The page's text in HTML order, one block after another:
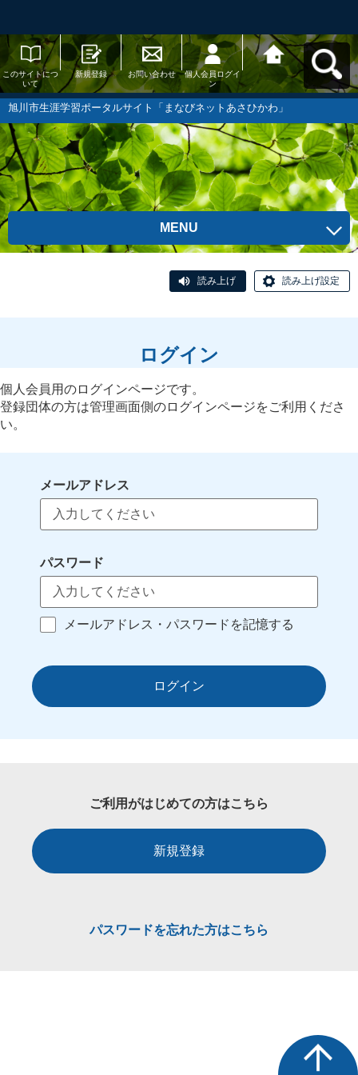
このサイトにつ
いて
新規登録 お問い合わせ
個人会員ログイ
ン
旭川市生涯学習
ポータルサイト
「まなびネット
あさひかわ」へ
戻る
旭川市生涯学習ポータルサイト「まなびネットあさひかわ」
MENU
読み上げ 読み上げ設定
ログイン
個人会員用のログインページです。
登録団体の方は管理画面側のログインページをご利用くださ
い。
メールアドレス
パスワード
メールアドレス・パスワードを記憶する
ログイン
ご利用がはじめての方はこちら
新規登録
パスワードを忘れた方はこちら